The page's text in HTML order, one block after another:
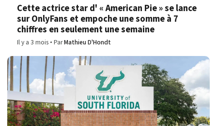
Cette actrice star d' « American Pie » se lance
sur OnlyFans et empoche une somme à 7
chiffres en seulement une semaine
Il y a 3 mois ParMathieu D'Hondt